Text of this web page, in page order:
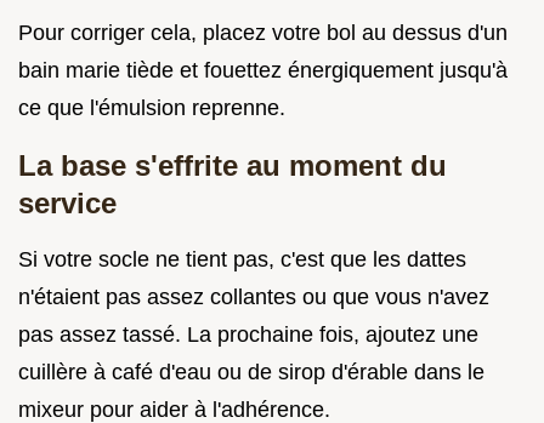
Pour corriger cela, placez votre bol au dessus d'un
bain marie tiède et fouettez énergiquement jusqu'à
ce que l'émulsion reprenne.
La base s'effrite au moment du
service
Si votre socle ne tient pas, c'est que les dattes
n'étaient pas assez collantes ou que vous n'avez
pas assez tassé. La prochaine fois, ajoutez une
cuillère à café d'eau ou de sirop d'érable dans le
mixeur pour aider à l'adhérence.